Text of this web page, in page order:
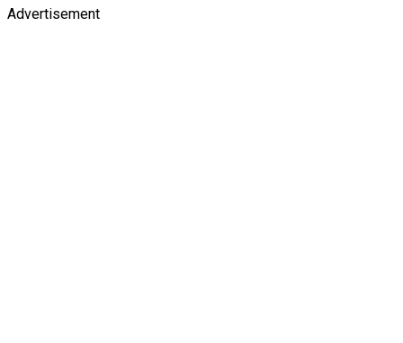
Advertisement